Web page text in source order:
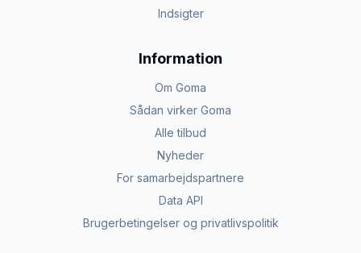
Indsigter
Information
Om Goma
Sådan virker Goma
Alle tilbud
Nyheder
For samarbejdspartnere
Data API
Brugerbetingelser og privatlivspolitik